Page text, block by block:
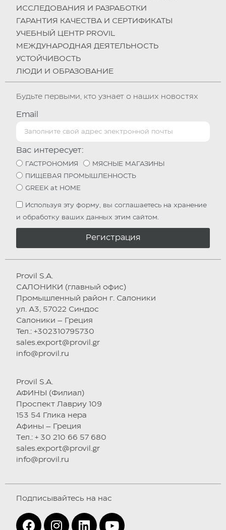
ИССЛЕДОВАНИЯ И РАЗРАБОТКИ
ГАРАНТИЯ КАЧЕСТВА И СЕРТИФИКАТЫ
УЧЕБНЫЙ ЦЕНТР PROVIL
МЕЖДУНАРОДНАЯ ДЕЯТЕЛЬНОСТЬ
УСТОЙЧИВОСТЬ
ЛЮДИ И ОБРАЗОВАНИЕ
Будьте первыми, кто узнает о наших новостях
Email
Вас интересует:
ГАСТРОНОМИЯ
МЯСНЫЕ МАГАЗИНЫ
ПИЩЕВАЯ ПРОМЫШЛЕННОСТЬ
GREEK at HOME
Используя эту форму, вы соглашаетесь на хранение
и обработку ваших данных этим сайтом.
Регистрация
Provil S.A.
САЛОНИКИ (главный офис)
Промышленный район г. Салоники
ул. А3, 57022 Синдос
Салоники – Греция
Тел.: +302310795730
sales.export@provil.gr
info@provil.ru
Provil S.A.
АФИНЫ (Филиал)
Проспект Лавриу 109
153 54 Глика нера
Афины – Греция
Tел.: + 30 210 66 57 680
sales.export@provil.gr
info@provil.ru
Подписывайтесь на нас